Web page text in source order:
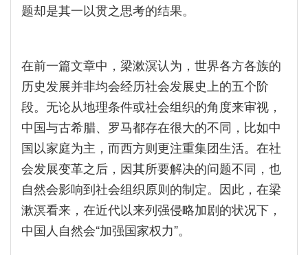
题却是其一以贯之思考的结果。
在前一篇文章中，梁漱溟认为，世界各方各族的
历史发展并非均会经历社会发展史上的五个阶
段。无论从地理条件或社会组织的角度来审视，
中国与古希腊、罗马都存在很大的不同，比如中
国以家庭为主，而西方则更注重集团生活。在社
会发展变革之后，因其所要解决的问题不同，也
自然会影响到社会组织原则的制定。因此，在梁
漱溟看来，在近代以来列强侵略加剧的状况下，
中国人自然会“加强国家权力”。